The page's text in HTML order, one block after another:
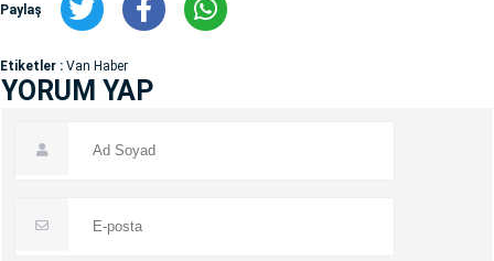
Paylaş
Etiketler : Van Haber
YORUM YAP